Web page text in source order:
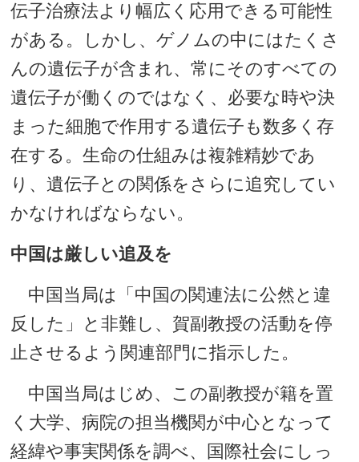
伝子治療法より幅広く応用できる可能性
がある。しかし、ゲノムの中にはたくさ
んの遺伝子が含まれ、常にそのすべての
遺伝子が働くのではなく、必要な時や決
まった細胞で作用する遺伝子も数多く存
在する。生命の仕組みは複雑精妙であ
り、遺伝子との関係をさらに追究してい
かなければならない。
中国は厳しい追及を
中国当局は「中国の関連法に公然と違
反した」と非難し、賀副教授の活動を停
止させるよう関連部門に指示した。
中国当局はじめ、この副教授が籍を置
く大学、病院の担当機関が中心となって
経緯や事実関係を調べ、国際社会にしっ